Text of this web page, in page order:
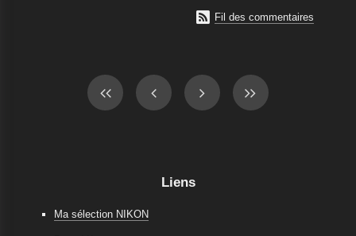
 Fil des commentaires
Liens
Ma sélection NIKON